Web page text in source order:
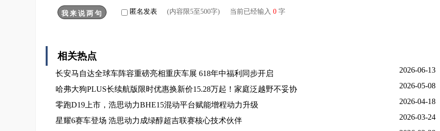
匿名发表 (内容限5至500字) 当前已经输入 0 字
相关热点
长安马自达全球车阵容重磅亮相重庆车展 618年中福利同步开启 2026-06-13
哈弗大狗PLUS长续航版限时优惠换新价15.28万起！家庭泛越野不妥协 2026-05-08
零跑D19上市，浩思动力BHE15混动平台赋能增程动力升级 2026-04-18
星耀6赛车登场 浩思动力成绿醇超吉联赛核心技术伙伴
2026-03-24